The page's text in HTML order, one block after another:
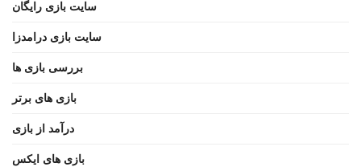
سایت بازی رایگان
سایت بازی درامدزا
بررسی بازی ها
بازی های برتر
درآمد از بازی
بازی های ایکس